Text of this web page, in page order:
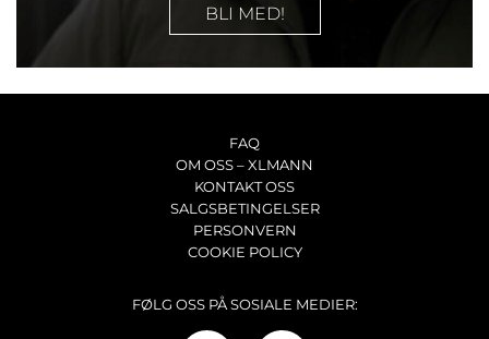
BLI MED!
FAQ
OM OSS – XLMANN
KONTAKT OSS
SALGSBETINGELSER
PERSONVERN
COOKIE POLICY
FØLG OSS PÅ SOSIALE MEDIER: